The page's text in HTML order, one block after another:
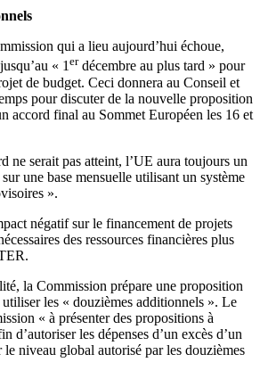
qui a lieu aujourd’hui échoue,
« 1erdécembre au plus tard » pour
de budget. Ceci donnera au Conseil et
pour discuter de la nouvelle proposition
accord final au Sommet Européen les 16 et
ne serait pas atteint, l’UE aura toujours un
une base mensuelle utilisant un système
».
négatif sur le financement de projets
des ressources financières plus
la Commission prépare une proposition
les « douzièmes additionnels ». Le
« à présenter des propositions à
d’autoriser les dépenses d’un excès d’un
le niveau global autorisé par les douzièmes